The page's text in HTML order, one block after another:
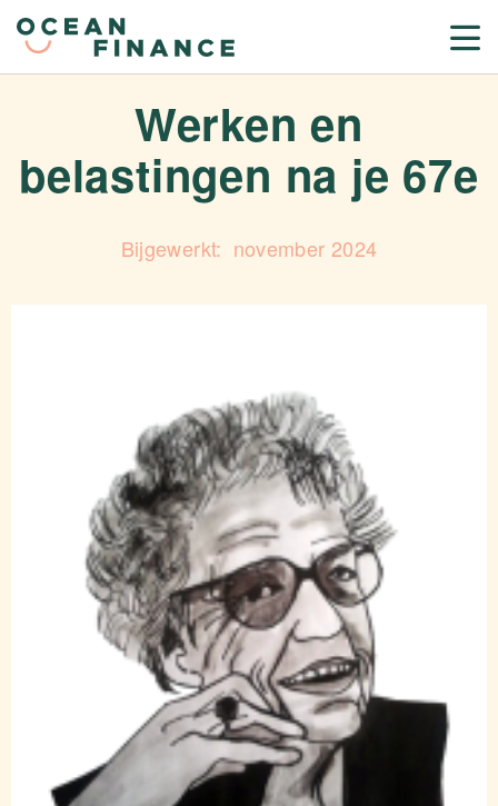
Werken en
belastingen na je 67e
november 2024